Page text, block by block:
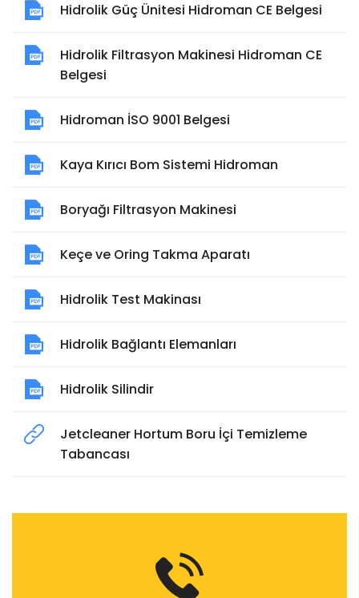
Hidrolik Güç Ünitesi Hidroman CE Belgesi
Hidrolik Filtrasyon Makinesi Hidroman CE
Belgesi
Hidroman İSO 9001 Belgesi
Kaya Kırıcı Bom Sistemi Hidroman
Boryağı Filtrasyon Makinesi
Keçe ve Oring Takma Aparatı
Hidrolik Test Makinası
Hidrolik Bağlantı Elemanları
Hidrolik Silindir
Jetcleaner Hortum Boru İçi Temizleme
Tabancası